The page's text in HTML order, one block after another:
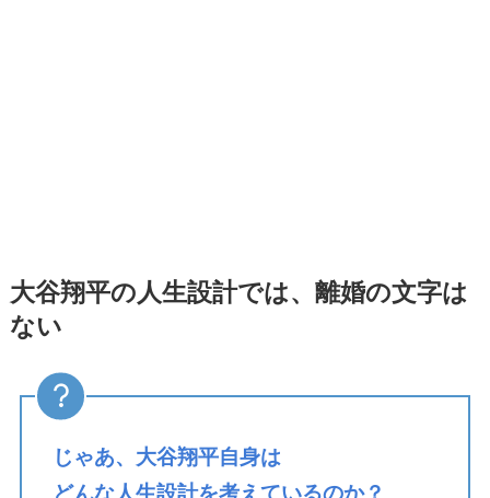
大谷翔平の人生設計では、離婚の文字は
ない
じゃあ、大谷翔平自身は
どんな人生設計を考えているのか？